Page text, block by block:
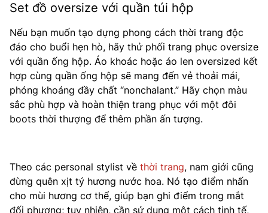
Set đồ oversize với quần túi hộp
Nếu bạn muốn tạo dựng phong cách thời trang độc
đáo cho buổi hẹn hò, hãy thử phối trang phục oversize
với quần ống hộp. Áo khoác hoặc áo len oversized kết
hợp cùng quần ống hộp sẽ mang đến vẻ thoải mái,
phóng khoáng đầy chất “nonchalant.” Hãy chọn màu
sắc phù hợp và hoàn thiện trang phục với một đôi
boots thời thượng để thêm phần ấn tượng.
Theo các personal stylist về thời trang, nam giới cũng
đừng quên xịt tý hương nước hoa. Nó tạo điểm nhấn
cho mùi hương cơ thể, giúp bạn ghi điểm trong mắt
đối phương; tuy nhiên, cần sử dụng một cách tinh tế,